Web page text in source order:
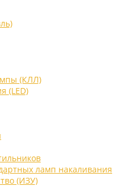
(КЛЛ)
(LED)
ламп накаливания
(ИЗУ)